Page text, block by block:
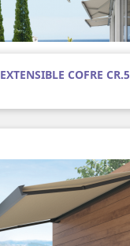
EXTENSIBLE COFRE CR.5